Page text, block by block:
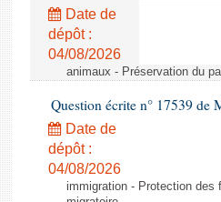
Date de
dépôt :
04/08/2026
animaux - Préservation du
Question écrite n° 17539 de
Date de
dépôt :
04/08/2026
immigration - Protection